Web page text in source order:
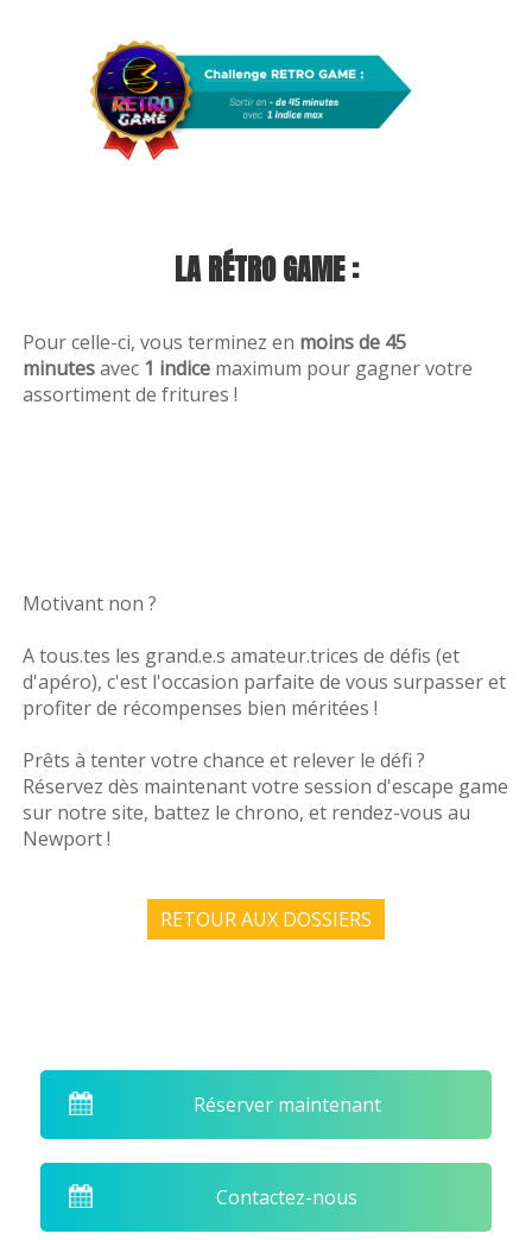
du
Boutique
Contact
LA RÉTRO GAME :
Pour celle-ci, vous terminez en moins de 45
minutesavec 1 indice maximum pour gagner votre
assortiment de fritures !
Motivant non ?
A tous.tes les grand.e.s amateur.trices de défis (et
d'apéro), c'est l'occasion parfaite de vous surpasser et
profiter de récompenses bien méritées !
Prêts à tenter votre chance et relever le défi ?
Réservez dès maintenant votre session d'escape game
sur notre site, battez le chrono, et rendez-vous au
Newport !
RETOUR AUX DOSSIERS
Réserver maintenant
Contactez-nous